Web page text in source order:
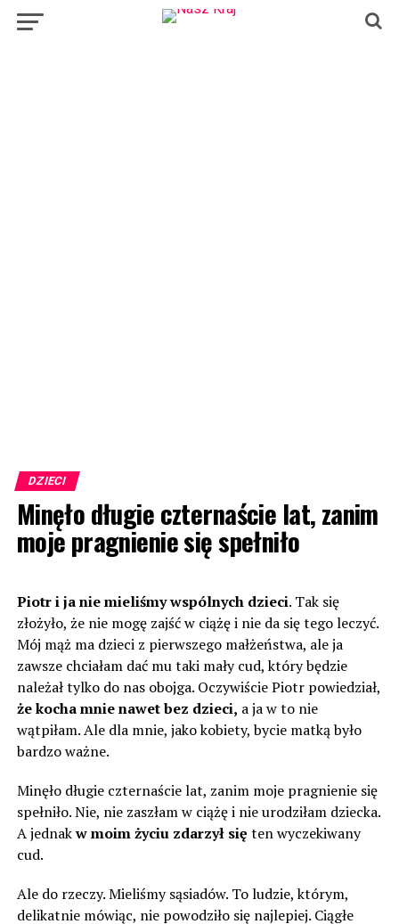
DZIECI
Minęło długie czternaście lat, zanim
moje pragnienie się spełniło
Piotr i ja nie mieliśmy wspólnych dzieci. Tak się
złożyło, że nie mogę zajść w ciążę i nie da się tego leczyć.
Mój mąż ma dzieci z pierwszego małżeństwa, ale ja
zawsze chciałam dać mu taki mały cud, który będzie
należał tylko do nas obojga. Oczywiście Piotr powiedział,
że kocha mnie nawet bez dzieci, a ja w to nie
wątpiłam. Ale dla mnie, jako kobiety, bycie matką było
bardzo ważne.
Minęło długie czternaście lat, zanim moje pragnienie się
spełniło. Nie, nie zaszłam w ciążę i nie urodziłam dziecka.
A jednakw moim życiu zdarzył się ten wyczekiwany
cud.
Ale do rzeczy. Mieliśmy sąsiadów. To ludzie, którym,
delikatnie mówiąc, nie powodziło się najlepiej. Ciągłe